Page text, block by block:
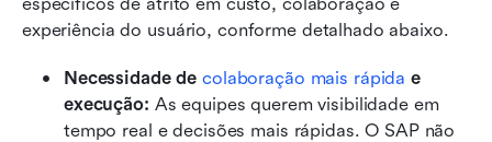
experiência do usuário, conforme detalhado abaixo.
Necessidade de colaboração mais rápida e
execução: As equipes querem visibilidade em
tempo real e decisões mais rápidas. O SAP não